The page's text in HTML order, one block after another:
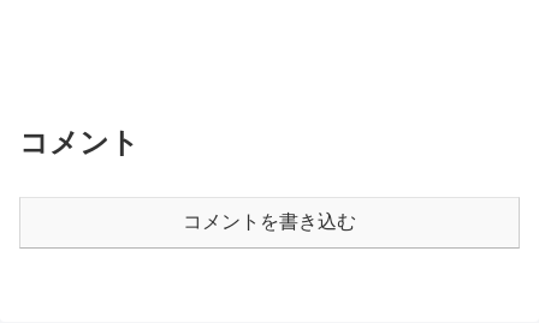
コメント
コメントを書き込む